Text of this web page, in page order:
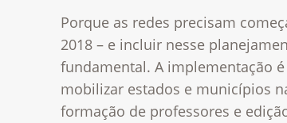
Porque as redes precisam
2018 – e incluir nesse
fundamental. A implementação
mobilizar estados e municípios
formação de professores e